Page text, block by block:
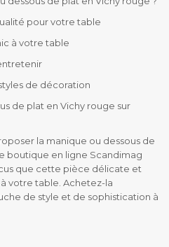
pour votre table
à votre table
de décoration
de plat en Vichy rouge sur
la manique ou dessous de
boutique en ligne Scandimag
que cette pièce délicate et
votre table. Achetez-la
de style et de sophistication à